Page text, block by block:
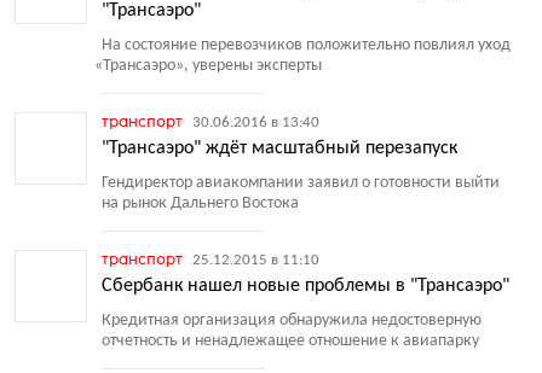
"Трансаэро"
На состояние перевозчиков положительно повлиял уход
«Трансаэро», уверены эксперты
транспорт 30.06.2016 в 13:40
"Трансаэро" ждёт масштабный перезапуск
Гендиректор авиакомпании заявил о готовности выйти
на рынок Дальнего Востока
транспорт 25.12.2015 в 11:10
Сбербанк нашел новые проблемы в "Трансаэро"
Кредитная организация обнаружила недостоверную
отчетность и ненадлежащее отношение к авиапарку